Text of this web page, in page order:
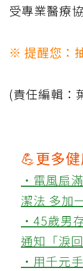
受專業醫療
※ 提醒您：
(責任編輯：
💪更多
‧電風扇
潔法 多加
‧45歲男
通知「淚
‧用千元